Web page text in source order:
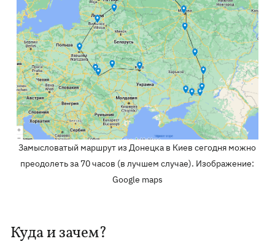
Замысловатый маршрут из Донецка в Киев сегодня можно
преодолеть за 70 часов (в лучшем случае). Изображение:
Google maps
Куда и зачем?